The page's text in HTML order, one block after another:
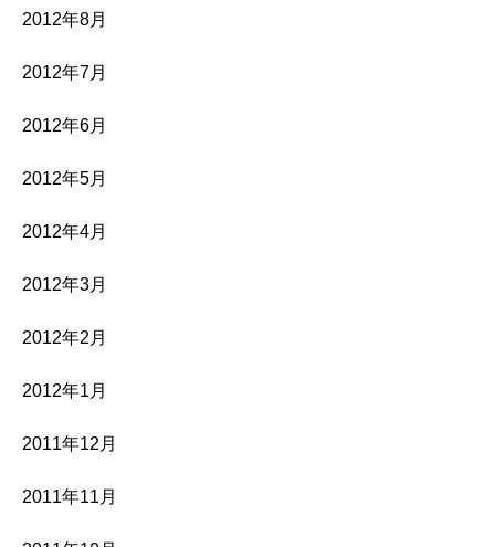
2012年8月
2012年7月
2012年6月
2012年5月
2012年4月
2012年3月
2012年2月
2012年1月
2011年12月
2011年11月